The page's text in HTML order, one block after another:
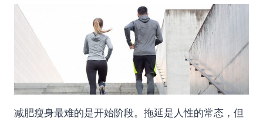
减肥瘦身最难的是开始阶段。拖延是人性的常态，但